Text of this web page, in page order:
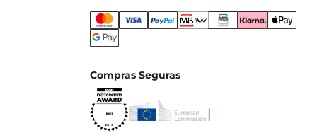
Compras Seguras